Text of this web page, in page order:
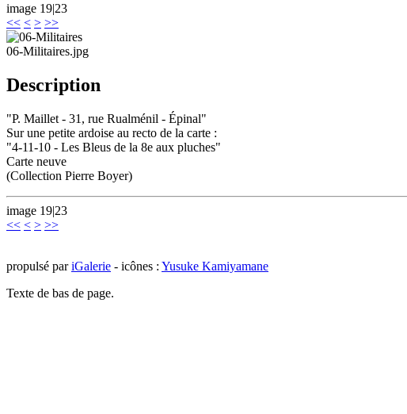
image 19|23
<< < > >>
06-Militaires.jpg
Description
"P. Maillet - 31, rue Rualménil - Épinal"
Sur une petite ardoise au recto de la carte :
"4-11-10 - Les Bleus de la 8e aux pluches"
Carte neuve
(Collection Pierre Boyer)
image 19|23
<< < > >>
propulsé pariGalerie - icônes : Yusuke Kamiyamane
Texte de bas de page.